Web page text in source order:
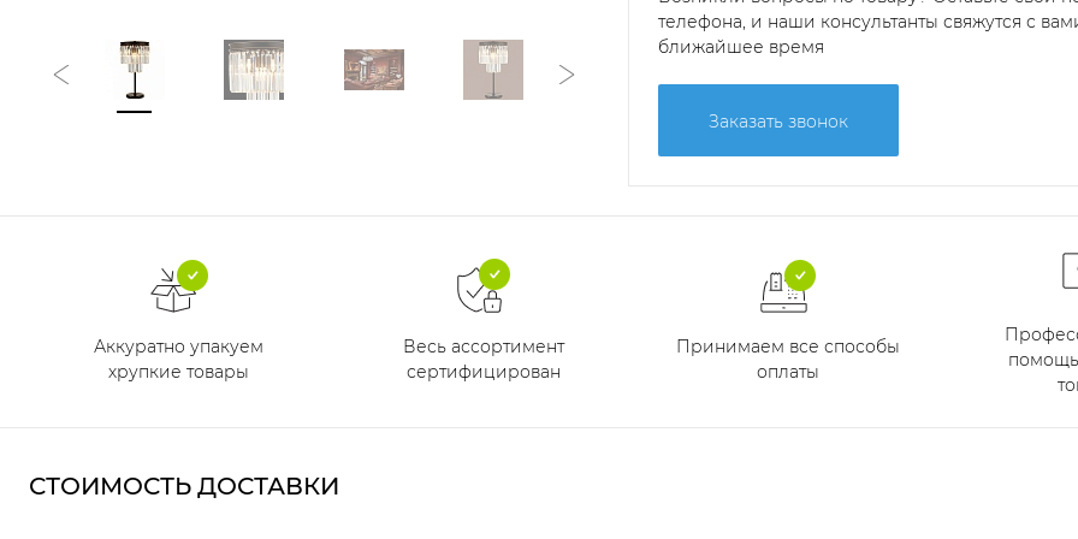
телефона, и наши консультанты свяжутся с
ближайшее время
Заказать звонок
Аккуратно упакуем
хрупкие товары
Весь ассортимент
сертифицирован
Принимаем все способы
оплаты
СТОИМОСТЬ ДОСТАВКИ